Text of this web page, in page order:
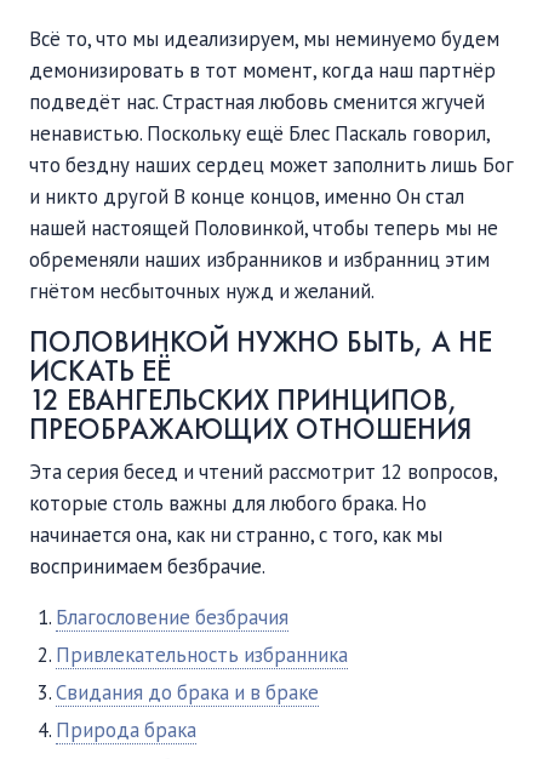
Всё то, что мы идеализируем, мы неминуемо будем
демонизировать в тот момент, когда наш партнёр
подведёт нас. Страстная любовь сменится жгучей
ненавистью. Поскольку ещё Блес Паскаль говорил,
что бездну наших сердец может заполнить лишь Бог
и никто другой В конце концов, именно Он стал
нашей настоящей Половинкой, чтобы теперь мы не
обременяли наших избранников и избранниц этим
гнётом несбыточных нужд и желаний.
ПОЛОВИНКОЙ НУЖНО БЫТЬ, А НЕ
ИСКАТЬ ЕЁ
12 ЕВАНГЕЛЬСКИХ ПРИНЦИПОВ,
ПРЕОБРАЖАЮЩИХ ОТНОШЕНИЯ
Эта серия бесед и чтений рассмотрит 12 вопросов,
которые столь важны для любого брака. Но
начинается она, как ни странно, с того, как мы
воспринимаем безбрачие.
Благословение безбрачия
Привлекательность избранника
Свидания до брака и в браке
Природа брака